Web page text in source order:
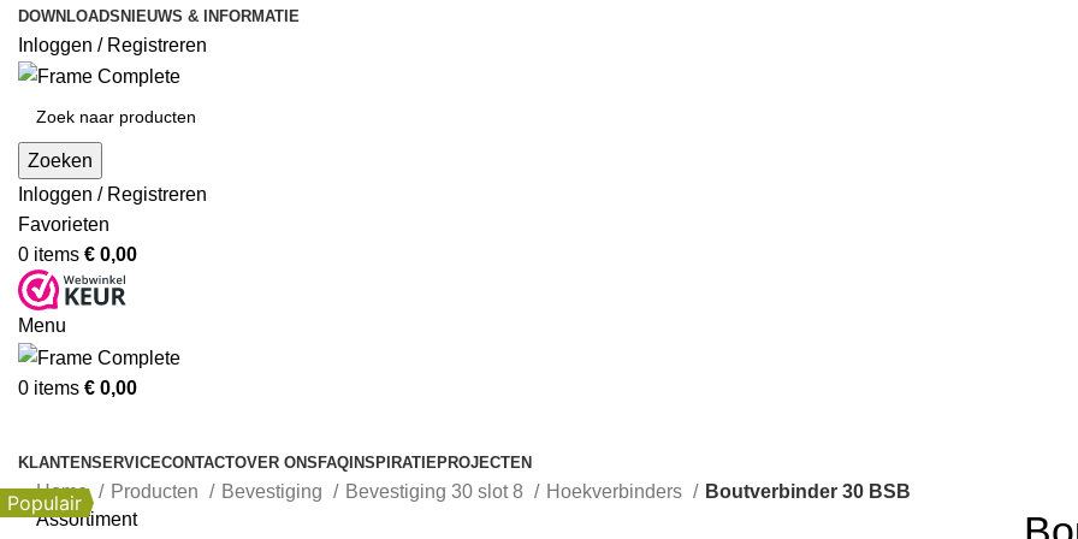
DOWNLOADS NIEUWS & INFORMATIE
Inloggen / Registreren
Zoeken
Inloggen / Registreren
Favorieten
0 items € 0,00
Menu
0 items € 0,00
KLANTENSERVICECONTACTOVER ONSFAQINSPIRATIEPROJECTEN
Home Producten Bevestiging Bevestiging 30 slot 8 Hoekverbinders Boutverbinder 30 BSB
Assortiment
Populair